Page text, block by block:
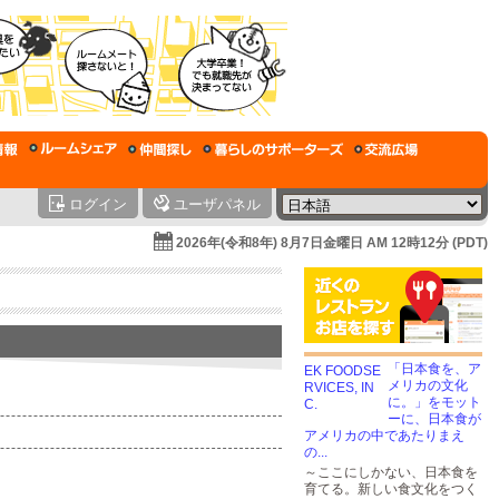
ログイン ユーザパネル
2026年(令和8年) 8月7日金曜日 AM 12時12分 (PDT)
「日本食を、ア
メリカの文化
に。」をモット
ーに、日本食が
アメリカの中であたりまえ
の...
～ここにしかない、日本食を
育てる。新しい食文化をつく